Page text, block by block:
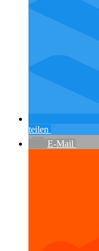
teilen
E-Mail